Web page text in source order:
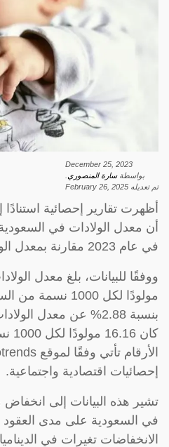
December 25, 2023
بواسطةسارة المنصوري
تم تعديله February 26, 2025
أظهرت تقارير إحصائية استنادًا
في عام 2023 مقارنة بمعدل الولادات في عام 1950.
مولودًا لكل 1000
إحصائيات اقتصادية واجتماعية.
تشير هذه البيانات إلى
في السعودية على مدى
الانخفاضات تغيرات في